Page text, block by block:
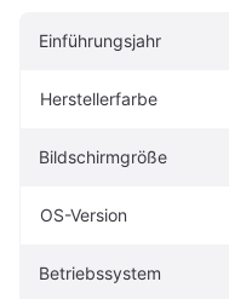
Einführungsjahr
Herstellerfarbe
Bildschirmgröße
OS-Version
Betriebssystem